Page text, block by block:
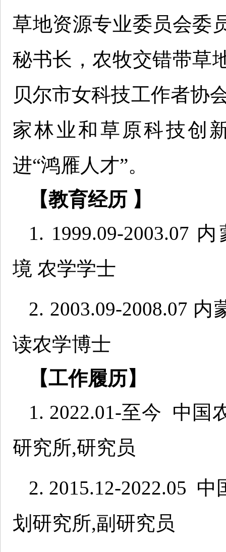
草地资源专业委员会委
秘书长，农牧交错带草
贝尔市女科技工作者协
家林业和草原科技创
进“鸿雁人才”。
【教育经历 】
1. 1999.09-2003.07
境 农学学士
2. 2003.09-2008.07
读农学博士
【工作履历】
1. 2022.01-至今 中国
研究所,研究员
2. 2015.12-2022.05
划研究所,副研究员